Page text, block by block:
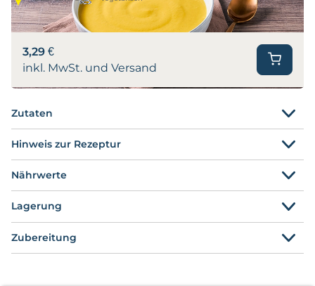
3,29 €
inkl. MwSt. und Versand
Zutaten
Hinweis zur Rezeptur
Nährwerte
Lagerung
Zubereitung